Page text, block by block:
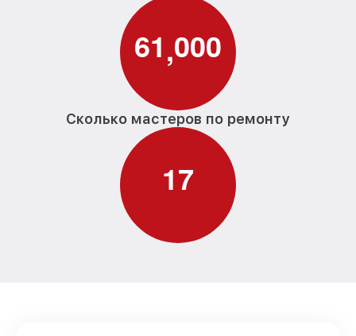
Чистка CCD/CMOS матрицы
фотоаппарата Fujifilm
Замена байонета фотоаппарата Fujifilm
Замена кнопки включения фотоаппарата
Замена микрофона фотоаппарата
Замена аккумулятора фотоаппарата
Программный ремонт фотоаппарата
61,000
Сколько мастеров по ремонту
17